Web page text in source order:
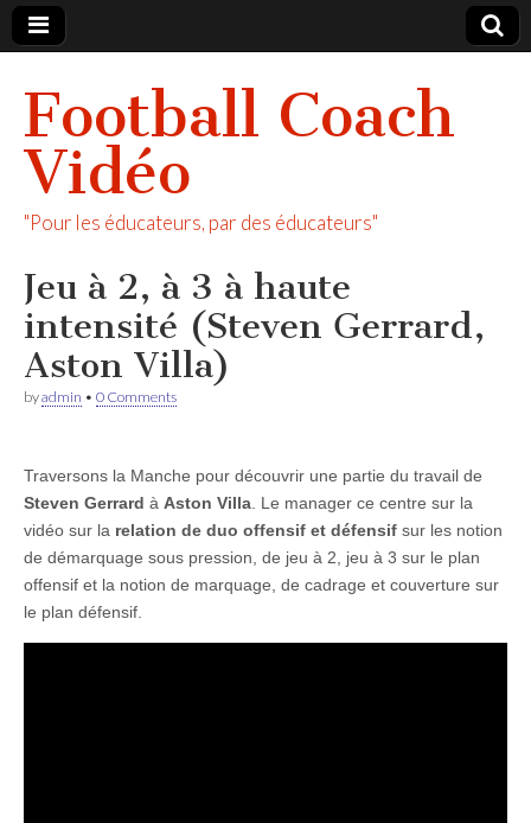
Football Coach
Vidéo
"Pour les éducateurs, par des éducateurs"
Jeu à 2, à 3 à haute
intensité (Steven Gerrard,
Aston Villa)
byadmin • 0 Comments
Traversons la Manche pour découvrir une partie du travail de
Steven Gerrard à Aston Villa . Le manager ce centre sur la
vidéo sur la relation de duo offensif et défensif sur les notion
de démarquage sous pression, de jeu à 2, jeu à 3 sur le plan
offensif et la notion de marquage, de cadrage et couverture sur
le plan défensif.